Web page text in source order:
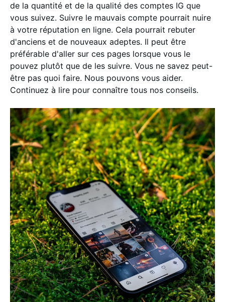
de la quantité et de la qualité des comptes IG que
vous suivez. Suivre le mauvais compte pourrait nuire
à votre réputation en ligne. Cela pourrait rebuter
d'anciens et de nouveaux adeptes. Il peut être
préférable d'aller sur ces pages lorsque vous le
pouvez plutôt que de les suivre. Vous ne savez peut-
être pas quoi faire. Nous pouvons vous aider.
Continuez à lire pour connaître tous nos conseils.